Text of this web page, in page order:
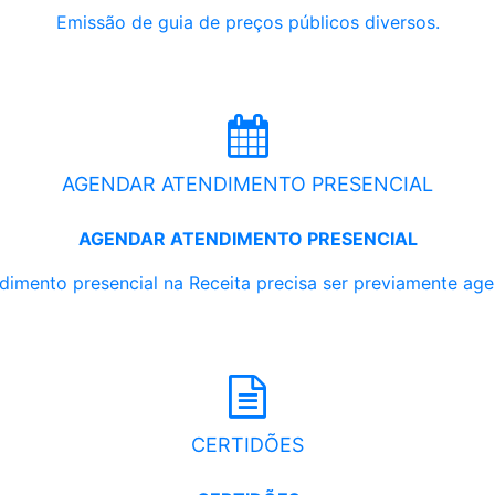
Emissão de guia de preços públicos diversos.
AGENDAR ATENDIMENTO PRESENCIAL
AGENDAR ATENDIMENTO PRESENCIAL
presencial na Receita precisa ser previamente
CERTIDÕES